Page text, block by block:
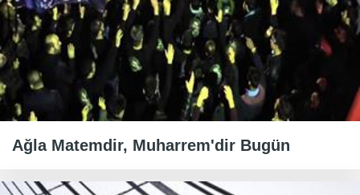
Ağla Matemdir, Muharrem'dir Bugün